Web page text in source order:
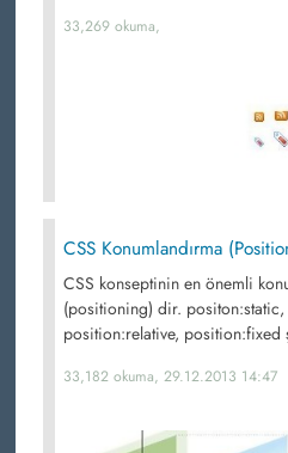
33,269 okuma,
CSS Konumlandırma
CSS konseptinin en önemli
(positioning) dir.
position:relative, position:fixed
33,182 okuma, 29.12.2013 14:47